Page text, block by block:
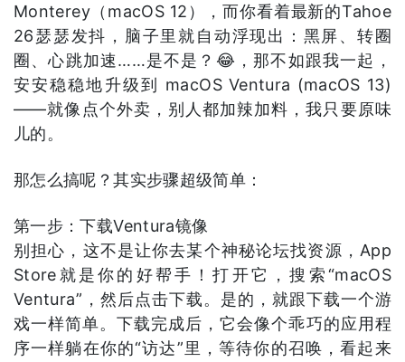
Monterey（macOS 12），而你看着最新的Tahoe
26瑟瑟发抖，脑子里就自动浮现出：黑屏、转圈
圈、心跳加速……是不是？😂，那不如跟我一起，
安安稳稳地升级到 macOS Ventura (macOS 13)
——就像点个外卖，别人都加辣加料，我只要原味
儿的。
那怎么搞呢？其实步骤超级简单：
第一步：下载Ventura镜像
别担心，这不是让你去某个神秘论坛找资源，App
Store就是你的好帮手！打开它，搜索“macOS
Ventura”，然后点击下载。是的，就跟下载一个游
戏一样简单。下载完成后，它会像个乖巧的应用程
序一样躺在你的“访达”里，等待你的召唤，看起来